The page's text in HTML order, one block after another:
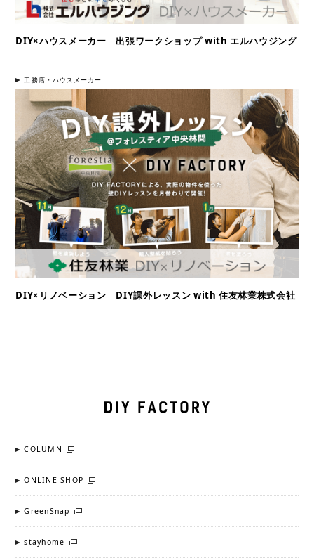
DIY×ハウスメーカー 出張ワークショップ with エルハウジング
工務店・ハウスメーカー
DIY×リノベーション DIY課外レッスン with 住友林業株式会社
COLUMN
ONLINE SHOP
GreenSnap
stayhome